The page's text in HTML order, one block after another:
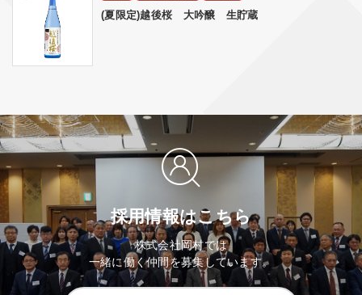
(夏限定)越後桜 大吟醸 生貯蔵
採用情報はこちら
株式会社岡村では
一緒に働く仲間を募集しています。